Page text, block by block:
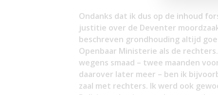
Ondanks dat ik dus op de inhoud
justitie over de Deventer
beschreven grondhouding altijd
Openbaar Ministerie als de
wegens smaad – twee maanden
daarover later meer – ben ik
zaal met rechters. Ik werd ook